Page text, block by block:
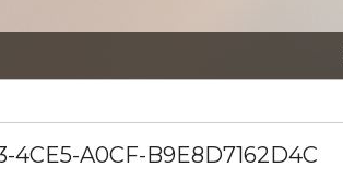
4CE5-A0CF-B9E8D7162D4C